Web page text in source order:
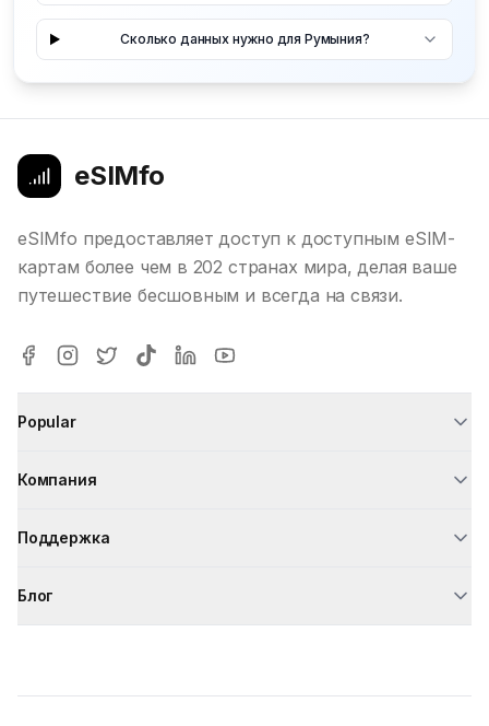
Сколько данных нужно для Румыния?
eSIMfo
eSIMfo предоставляет доступ к доступным eSIM-
картам более чем в 202 странах мира, делая ваше
путешествие бесшовным и всегда на связи.
Popular
Компания
Поддержка
Блог